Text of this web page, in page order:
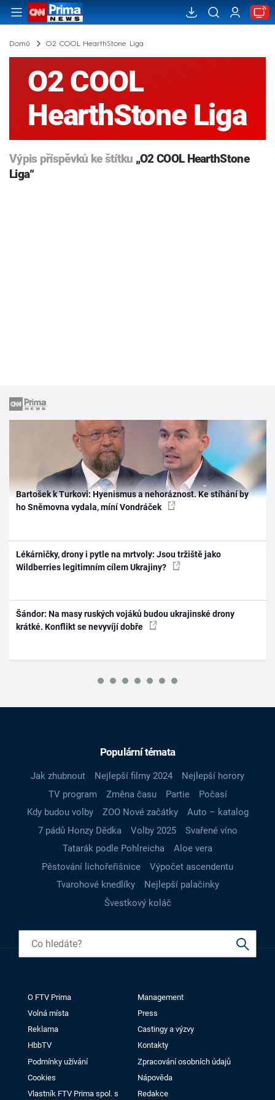
Domů O2 COOL HearthStone Liga
O2 COOL
HearthStone Liga
Výpis příspěvků ke štítku „O2 COOL HearthStone
Liga“
Bartošek k Turkovi: Hyenismus a nehoráznost. Ke stíhání by
ho Sněmovna vydala, míní Vondráček
Lékárničky, drony i pytle na mrtvoly: Jsou tržiště jako
Wildberries legitimním cílem Ukrajiny?
Šándor: Na masy ruských vojáků budou ukrajinské drony
krátké. Konflikt se nevyvíjí dobře
Populární témata
Jak zhubnout Nejlepší filmy 2024
Nejlepší horory
TV program
Změna času Partie
Počasí
Kdy budou volby
ZOO Nové začátky
Auto – katalog
7 pádů Honzy Dědka
Volby 2025
Svařené víno
Tatarák podle Pohlreicha
Aloe vera
Pěstování lichořeřišnice
Výpočet ascendentu
Tvarohové knedlíky
Nejlepší palačinky
Švestkový koláč
O FTV Prima
Management
Volná místa
Press
Reklama
Castingy a výzvy
HbbTV
Kontakty
Podmínky užívání
Zpracování osobních údajů
Cookies
Nápověda
Vlastník FTV Prima spol. s
Redakce